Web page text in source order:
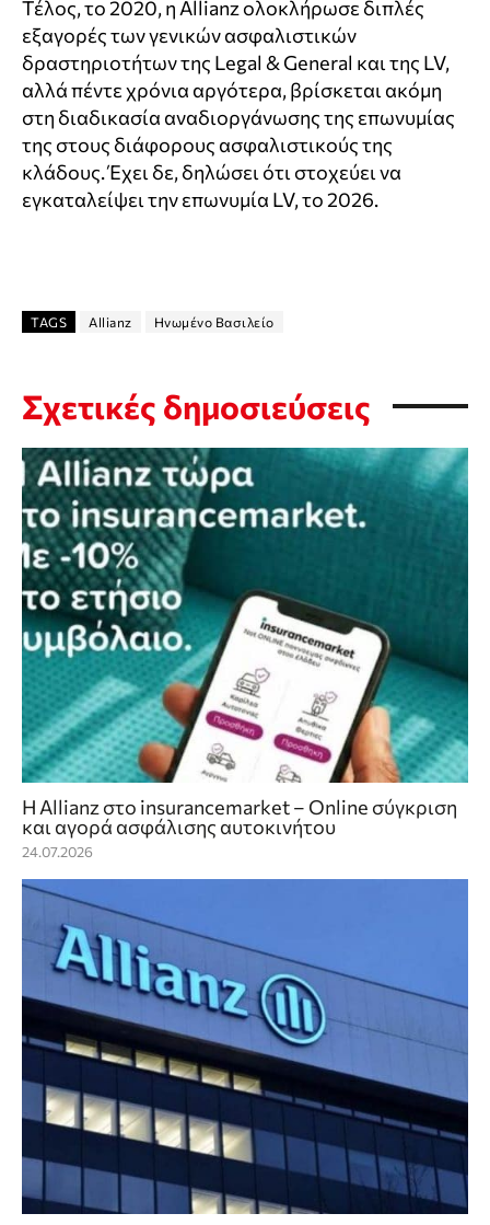
Τέλος, το 2020, η Allianz ολοκλήρωσε διπλές
εξαγορές των γενικών ασφαλιστικών
δραστηριοτήτων της Legal & General και της LV,
αλλά πέντε χρόνια αργότερα, βρίσκεται ακόμη
στη διαδικασία αναδιοργάνωσης της επωνυμίας
της στους διάφορους ασφαλιστικούς της
κλάδους. Έχει δε, δηλώσει ότι στοχεύει να
εγκαταλείψει την επωνυμία LV, το 2026.
TAGS Allianz Ηνωμένο Βασιλείο
Σχετικές δημοσιεύσεις
Η Allianz στο insurancemarket – Online σύγκριση
και αγορά ασφάλισης αυτοκινήτου
24.07.2026